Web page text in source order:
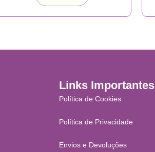
Links Importantes
Política de Cookies
Política de Privacidade
Envios e Devoluções